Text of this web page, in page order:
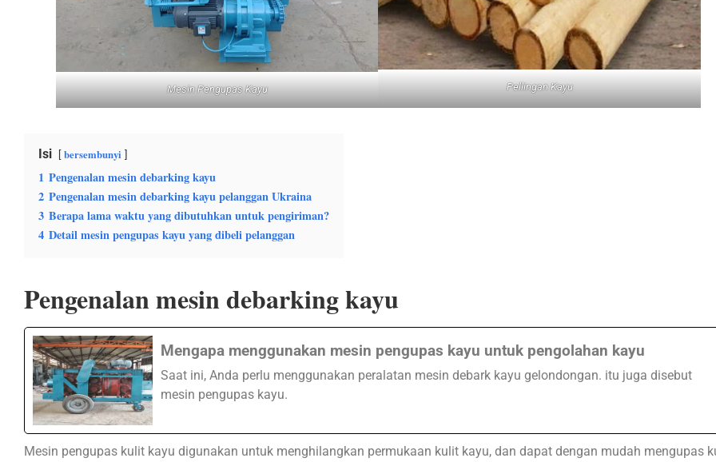
Mesin Pengupas Kayu Pellingan Kayu
Isi bersembunyi
1 Pengenalan mesin debarking kayu
2 Pengenalan mesin debarking kayu pelanggan Ukraina
3 Berapa lama waktu yang dibutuhkan untuk pengiriman?
4 Detail mesin pengupas kayu yang dibeli pelanggan
Pengenalan mesin debarking kayu
Mengapa menggunakan mesin pengupas kayu untuk pengolahan kayu
Saat ini, Anda perlu menggunakan peralatan mesin debark kayu gelondongan. itu juga disebut
mesin pengupas kayu.
Mesin pengupas kulit kayu digunakan untuk menghilangkan permukaan kulit kayu, dan dapat dengan mudah mengupas